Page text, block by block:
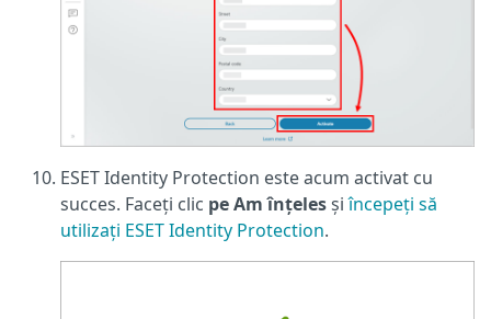
ESET Identity Protection este acum activat cu
succes. Faceți clic pe Am înțelesșiîncepeți să
utilizați ESET Identity Protection.